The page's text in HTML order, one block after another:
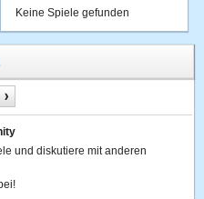
Keine Spiele gefunden
und diskutiere mit anderen